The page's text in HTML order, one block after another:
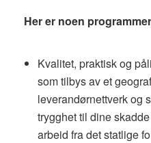
Her er noen
Kvalitet, praktisk og
som tilbys av et
leverandørnettverk og
trygghet til dine
arbeid fra det statlige